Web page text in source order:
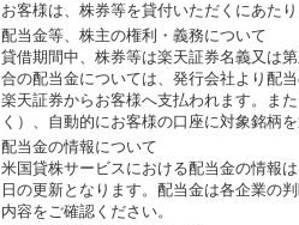
お客様は、株券等を貸付いただくにあた
配当金等、株主の権利・義務について
貸借期間中、株券等は楽天証券名義又は
合の配当金については、発行会社より配
楽天証券からお客様へ支払われます。ま
く）、自動的にお客様の口座に対象銘柄
配当金の情報について
米国貸株サービスにおける配当金の情報
日の更新となります。配当金は各企業の
内容をご確認ください。